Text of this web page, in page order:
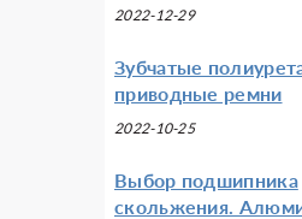
2022-12-29
Зубчатые
приводные ремни
2022-10-25
Выбор подшипника
скольжения.